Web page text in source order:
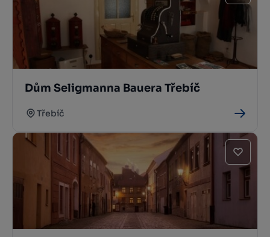
Dům Seligmanna Bauera Třebíč
Třebíč